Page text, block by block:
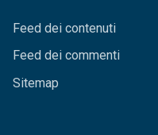
Feed dei contenuti
Feed dei commenti
Sitemap